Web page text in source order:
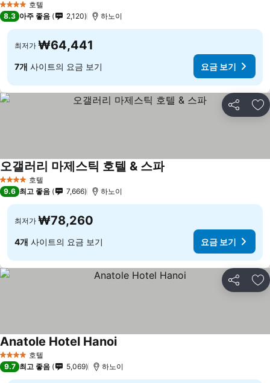
4 성급 호텔
8.3 아주 좋음 2,120 하노이
최저가 ₩64,441
7개 사이트의 요금 보기 요금 보기
공유 즐
4 성급 호텔
오갤러리 마제스틱 호텔 & 스파
9.6 최고 좋음 7,666 하노이
최저가 ₩78,260
4개 사이트의 요금 보기 요금 보기
공유 즐
4 성급 호텔
Anatole Hotel Hanoi
9.7 최고 좋음 5,069 하노이